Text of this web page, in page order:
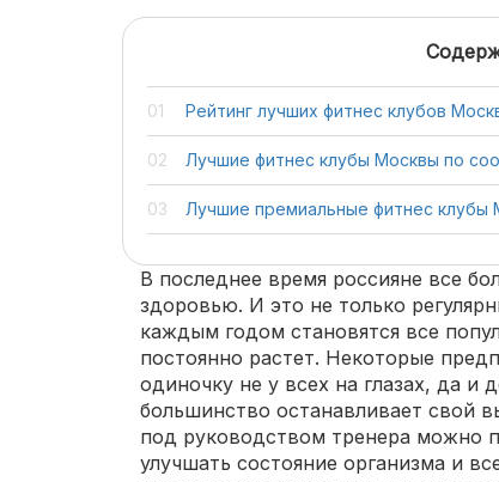
Рейтинг лучших фитнес клубов
Лучшие фитнес клубы Москвы по
Лучшие премиальные фитнес клубы
В последнее время россияне все
здоровью. И это не только
каждым годом становятся все
постоянно растет. Некоторые
одиночку не у всех на глазах, да и
большинство останавливает свой
под руководством тренера можно
улучшать состояние организма и